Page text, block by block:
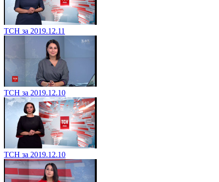
ТСН за 2019.12.11
ТСН за 2019.12.10
ТСН за 2019.12.10